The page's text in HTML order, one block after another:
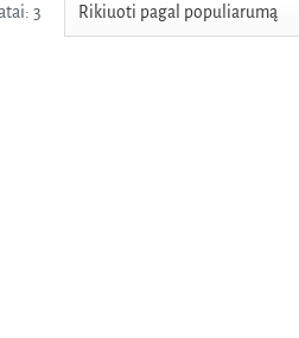
3Rūšiuojama
pagal